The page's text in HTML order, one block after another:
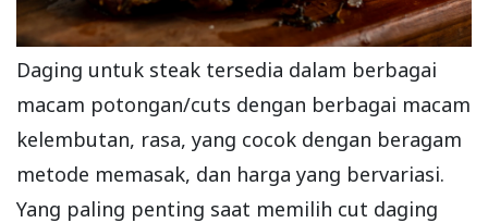
Daging untuk steak tersedia dalam berbagai
macam potongan/cuts dengan berbagai macam
kelembutan, rasa, yang cocok dengan beragam
metode memasak, dan harga yang bervariasi.
Yang paling penting saat memilih cut daging